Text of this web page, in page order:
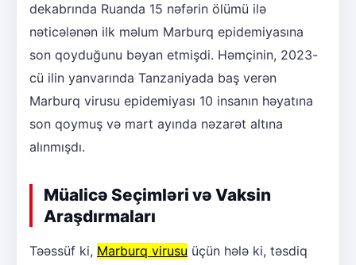
dekabrında Ruanda 15 nəfərin ölümü ilə
nəticələnən ilk məlum Marburq epidemiyasına
son qoyduğunu bəyan etmişdi. Həmçinin, 2023-
cü ilin yanvarında Tanzaniyada baş verən
Marburq virusu epidemiyası 10 insanın həyatına
son qoymuş və mart ayında nəzarət altına
alınmışdı.
Müalicə Seçimləri və Vaksin
Araşdırmaları
Təəssüf ki, Marburq virusu üçün hələ ki, təsdiq